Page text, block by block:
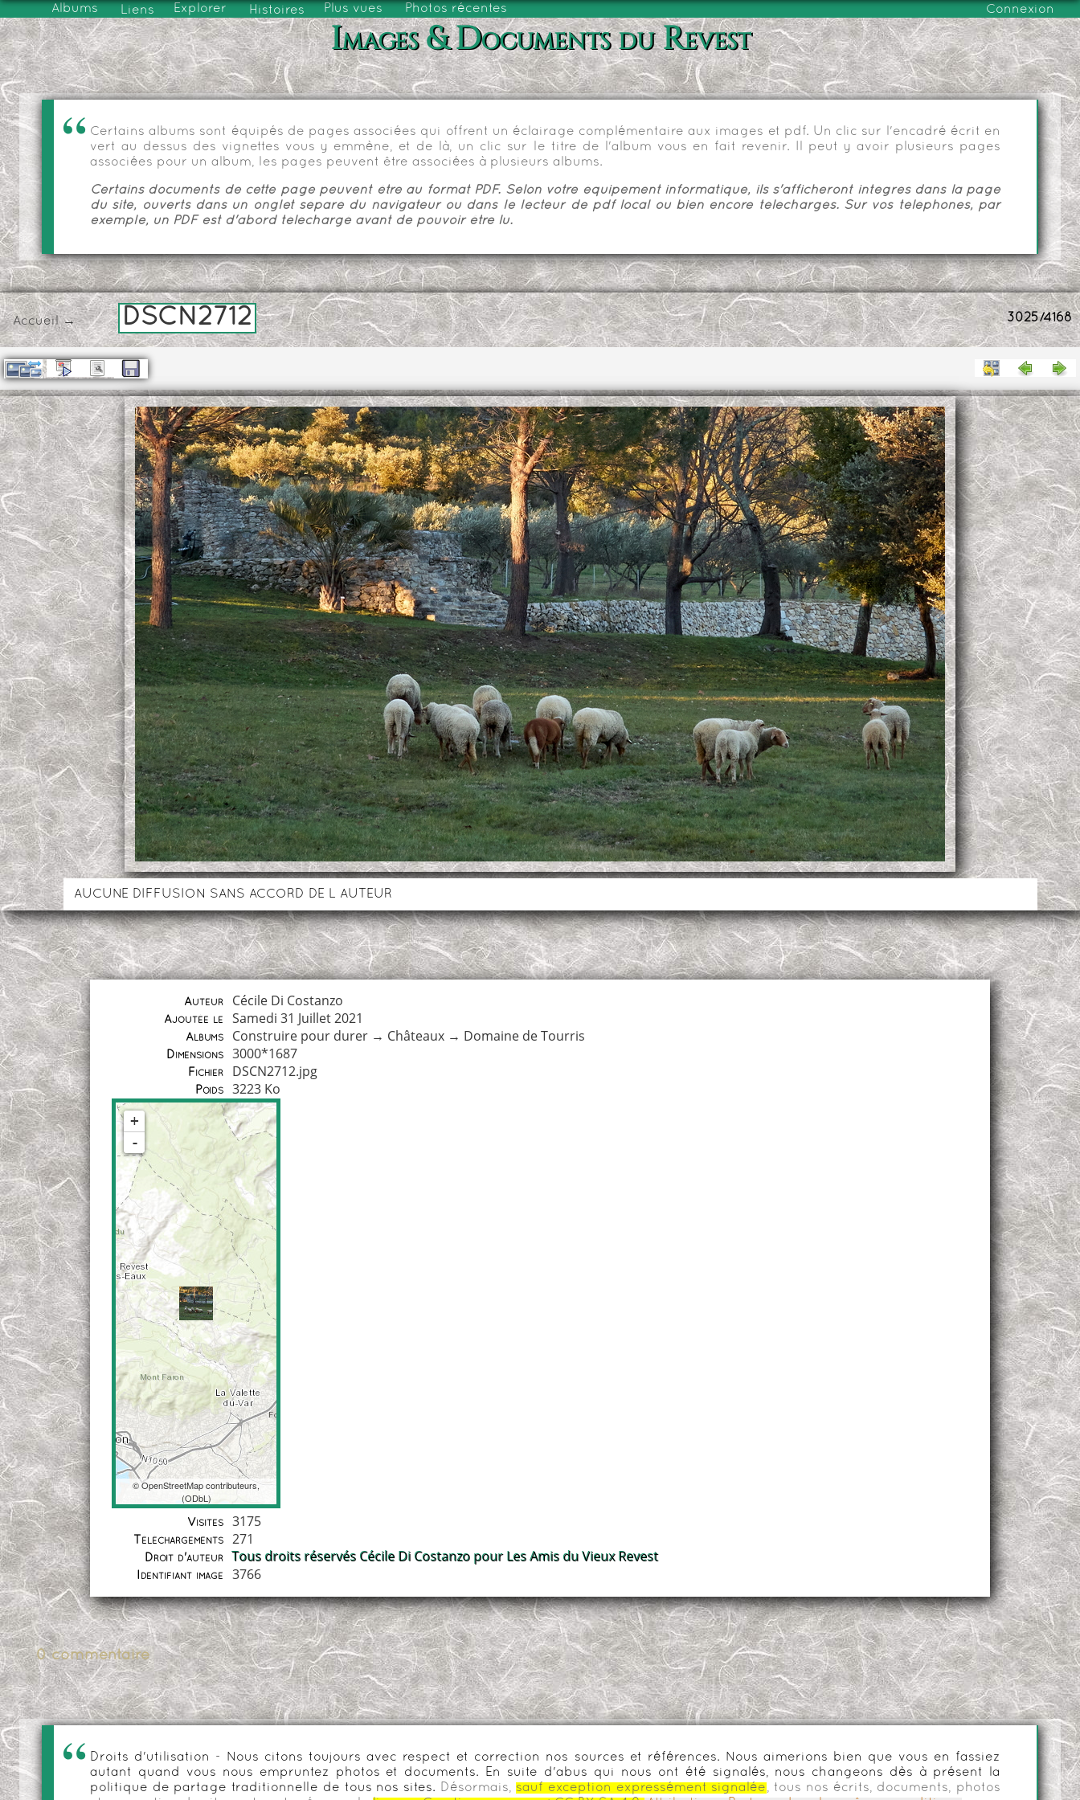
Albums Liens Explorer Histoires Plus vues Photos récentes Connexion
Images & Documents du Revest
Certains albums sont équipés de pages associées qui offrent un éclairage complémentaire aux images et pdf. Un clic sur l'encadré écrit en
vert au dessus des vignettes vous y emmène, et de là, un clic sur le titre de l'album vous en fait revenir. Il peut y avoir plusieurs pages
associées pour un album, les pages peuvent être associées à plusieurs albums.
Certains documents de cette page peuvent être au format PDF. Selon votre équipement informatique, ils s'afficheront intégrés dans la page
du site, ouverts dans un onglet séparé du navigateur ou dans le lecteur de pdf local ou bien encore téléchargés. Sur vos téléphones, par
exemple, un PDF est d'abord téléchargé avant de pouvoir être lu.
3025/4168
Accueil→ DSCN2712
AUCUNE DIFFUSION SANS ACCORD DE L AUTEUR
Auteur Cécile Di Costanzo
Ajoutée le Samedi 31 Juillet 2021
Albums Construire pour durer → Châteaux → Domaine de Tourris
Dimensions 3000*1687
Fichier DSCN2712.jpg
Poids 3223 Ko
Coordonnées
+
-
©OpenStreetMapcontributeurs,
(ODbL)
Visites 3175
Téléchargements 271
Droit d'auteur Tous droits réservés Cécile Di Costanzo pour Les Amis du Vieux Revest
Identifiant image 3766
0 commentaire
Droits d'utilisation - Nous citons toujours avec respect et correction nos sources et références. Nous aimerions bien que vous en fassiez
autant quand vous nous empruntez photos et documents. En suite d'abus qui nous ont été signalés, nous changeons dès à présent la
politique de partage traditionnelle de tous nos sites.
Désormais, sauf exception expressément signalée , tous nos écrits, documents, photos